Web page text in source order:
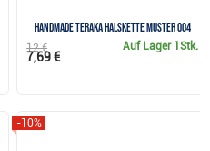
Handmade Teraka Halskette Muster 004
Auf Lager 1Stk.
12 €
7,69 €
-10%